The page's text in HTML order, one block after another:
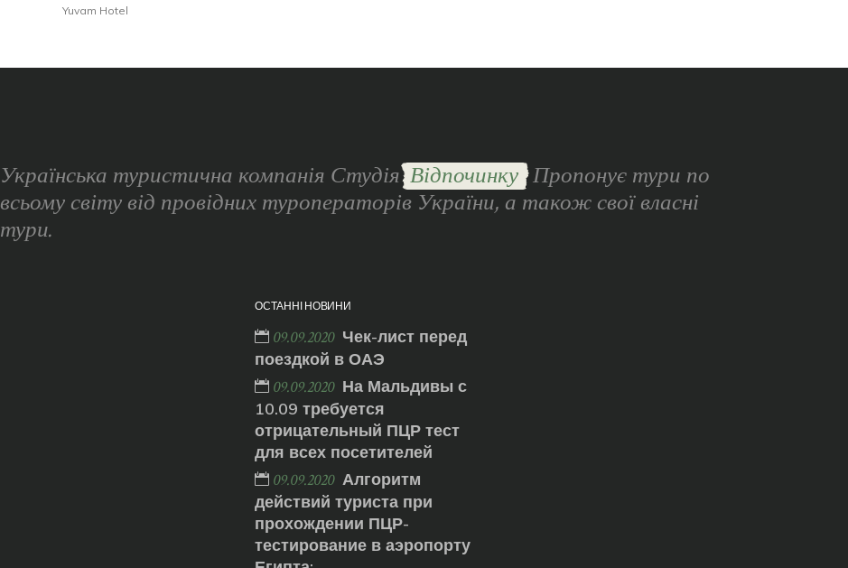
Yuvam Hotel
Українська туристична компанія СтудіяВідпочинку Пропонує тури по
всьому світу від провідних туроператорів України, а також свої власні
тури.
ОСТАННІ НОВИНИ
09.09.2020 Чек-лист перед
поездкой в ОАЭ
09.09.2020 На Мальдивы с
10.09 требуется
отрицательный ПЦР тест
для всех посетителей
09.09.2020 Алгоритм
действий туриста при
прохождении ПЦР-
тестирование в аэропорту